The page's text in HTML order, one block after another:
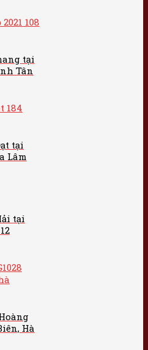
tại
Tân
tại
Lâm
tại
Hà